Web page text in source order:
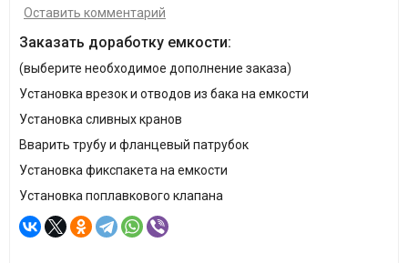
Оставить комментарий
Заказать доработку емкости:
(выберите необходимое дополнение заказа)
Установка врезок и отводов из бака на емкости
Установка сливных кранов
Вварить трубу и фланцевый патрубок
Установка фикспакета на емкости
Установка поплавкового клапана